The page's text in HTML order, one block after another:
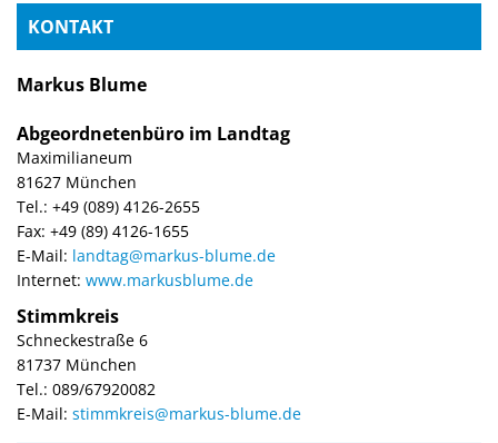
KONTAKT
Markus Blume
Abgeordnetenbüro im Landtag
Maximilianeum
81627 München
Tel.: +49 (089) 4126-2655
Fax: +49 (89) 4126-1655
E-Mail: landtag@markus-blume.de
Internet: www.markusblume.de
Stimmkreis
Schneckestraße 6
81737 München
Tel.: 089/67920082
E-Mail: stimmkreis@markus-blume.de